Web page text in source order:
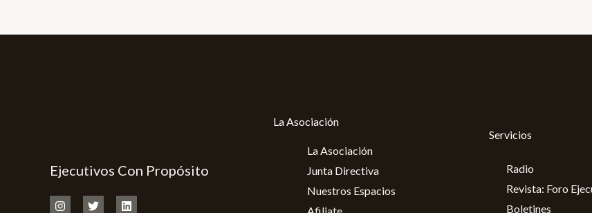
Ejecutivos Con Propósito
La Asociación
La Asociación
Junta Directiva
Nuestros Espacios
Servicios
Radio
Revista: Foro
Boletines